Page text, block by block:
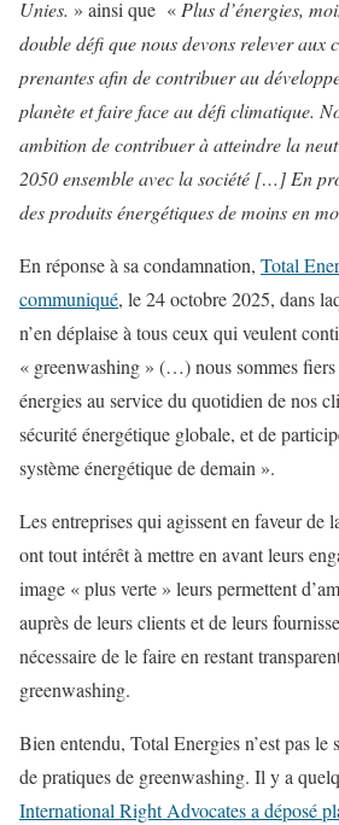
Unies. » ainsi que « Plus d’énergies,
double défi que nous devons relever aux
prenantes afin de contribuer au
planète et faire face au défi climatique.
ambition de contribuer à atteindre la
2050 ensemble avec la société […] En
des produits énergétiques de moins en
En réponse à sa condamnation, Total
communiqué, le 24 octobre 2025, dans
n’en déplaise à tous ceux qui veulent
« greenwashing » (…) nous sommes fiers
énergies au service du quotidien de nos
sécurité énergétique globale, et de
système énergétique de demain ».
Les entreprises qui agissent en faveur de
ont tout intérêt à mettre en avant leurs
image « plus verte » leurs permettent
auprès de leurs clients et de leurs
nécessaire de le faire en restant
greenwashing.
Bien entendu, Total Energies n’est pas le
de pratiques de greenwashing. Il y a
International Right Advocates a déposé